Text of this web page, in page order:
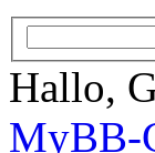
Hallo,
MyBB-